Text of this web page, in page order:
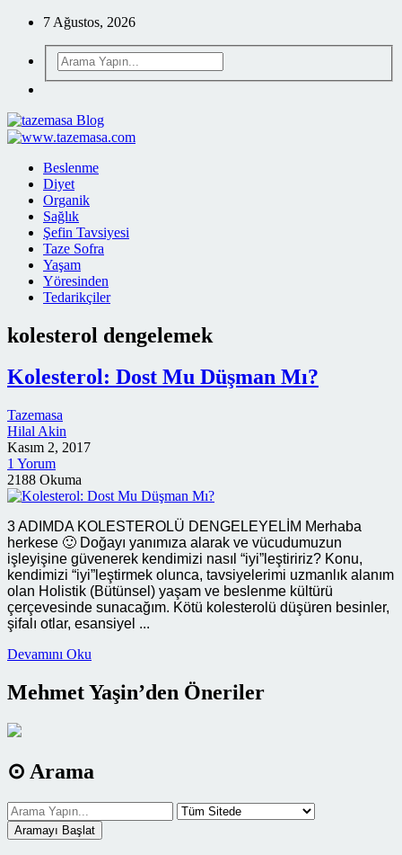
7 Ağustos, 2026
Beslenme
Diyet
Organik
Sağlık
Şefin Tavsiyesi
Taze Sofra
Yaşam
Yöresinden
Tedarikçiler
kolesterol dengelemek
Kolesterol: Dost Mu Düşman Mı?
Tazemasa
Hilal Akin
Kasım 2, 2017
1 Yorum
2188 Okuma
3 ADIMDA KOLESTEROLÜ DENGELEYELİM Merhaba
herkese 🙂 Doğayı yanımıza alarak ve vücudumuzun
işleyişine güvenerek kendimizi nasıl “iyi”leştiririz? Konu,
kendimizi “iyi”leştirmek olunca, tavsiyelerimi uzmanlık alanım
olan Holistik (Bütünsel) yaşam ve beslenme kültürü
çerçevesinde sunacağım. Kötü kolesterolü düşüren besinler,
şifalı otlar, esansiyel ...
Devamını Oku
Mehmet Yaşin’den Öneriler
⊙ Arama
Aramayı Başlat